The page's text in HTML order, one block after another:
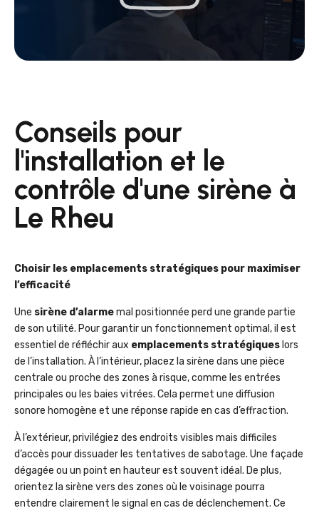
Conseils pour
l'installation et le
contrôle d'une sirène à
Le Rheu
Choisir les emplacements stratégiques pour maximiser
l’efficacité
Une sirène d’alarmemal positionnée perd une grande partie
de son utilité. Pour garantir un fonctionnement optimal, il est
essentiel de réfléchir aux emplacements stratégiques lors
de l’installation. À l’intérieur, placez la sirène dans une pièce
centrale ou proche des zones à risque, comme les entrées
principales ou les baies vitrées. Cela permet une diffusion
sonore homogène et une réponse rapide en cas d’effraction.
À l’extérieur, privilégiez des endroits visibles mais difficiles
d’accès pour dissuader les tentatives de sabotage. Une façade
dégagée ou un point en hauteur est souvent idéal. De plus,
orientez la sirène vers des zones où le voisinage pourra
entendre clairement le signal en cas de déclenchement. Ce